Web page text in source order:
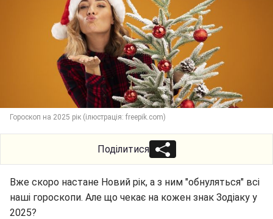
Гороскоп на 2025 рік (ілюстрація: freepik.com)
Поділитися
Вже скоро настане Новий рік, а з ним "обнуляться" всі
наші гороскопи. Але що чекає на кожен знак Зодіаку у
2025?